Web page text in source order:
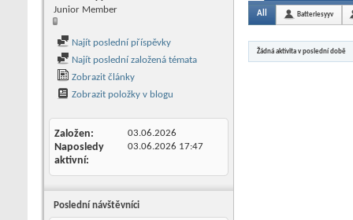
Junior Member
Najít poslední příspěvky
Najít poslední založená témata
Zobrazit články
Zobrazit položky v blogu
Založen 03.06.2026
Naposledy
aktivní
03.06.2026 17:47
Poslední návštěvníci
All Batteriesyyv
Žádná aktivita v poslední době